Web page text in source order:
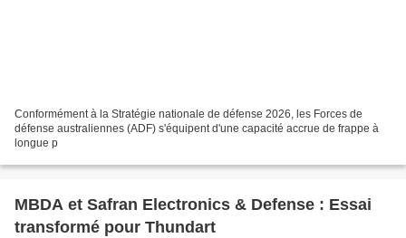
Conformément à la Stratégie nationale de défense 2026, les Forces de
défense australiennes (ADF) s'équipent d'une capacité accrue de frappe à
longue p
MBDA et Safran Electronics & Defense : Essai
transformé pour Thundart